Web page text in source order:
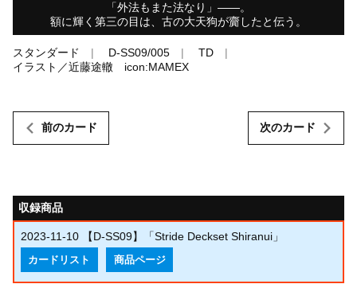
「外法もまた法なり」――。
額に輝く第三の目は、古の大天狗が齎したと伝う。
スタンダード D-SS09/005
TD
イラスト／近藤途轍 icon:MAMEX
前のカード 次のカード
収録商品
2023-11-10 【D-SS09】「Stride Deckset Shiranui」
カードリスト 商品ページ